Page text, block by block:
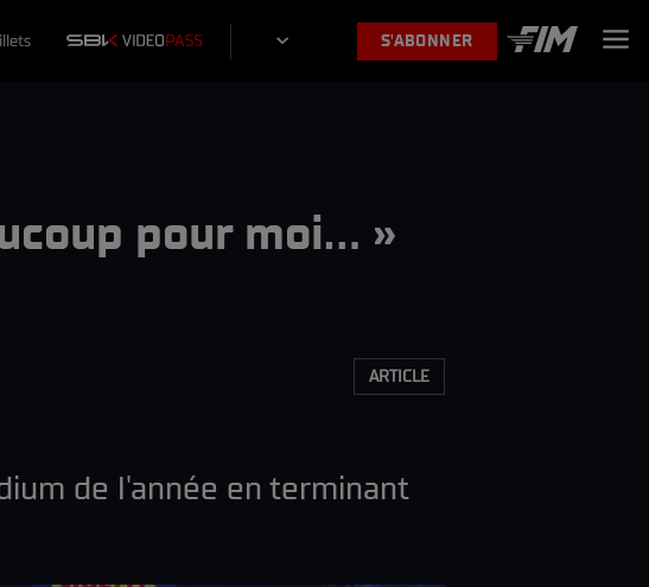
S'ABONNER
pour moi... »
ARTICLE
de l'année en terminant